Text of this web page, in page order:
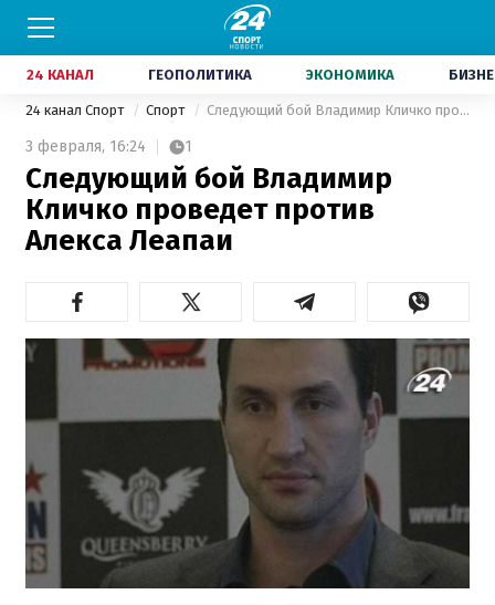
24 КАНАЛ ГЕОПОЛИТИКА ЭКОНОМИКА
24 канал Спорт Спорт Следующий бой Владимир Кличко проведет против Алекса Леапаи
3 февраля, 16:24 1
Следующий бой Владимир
Кличко проведет против
Алекса Леапаи